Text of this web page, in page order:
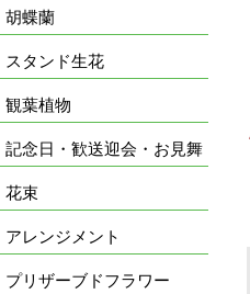
胡蝶蘭
スタンド生花
観葉植物
記念日・歓送迎会・お見舞
花束
アレンジメント
プリザーブドフラワー